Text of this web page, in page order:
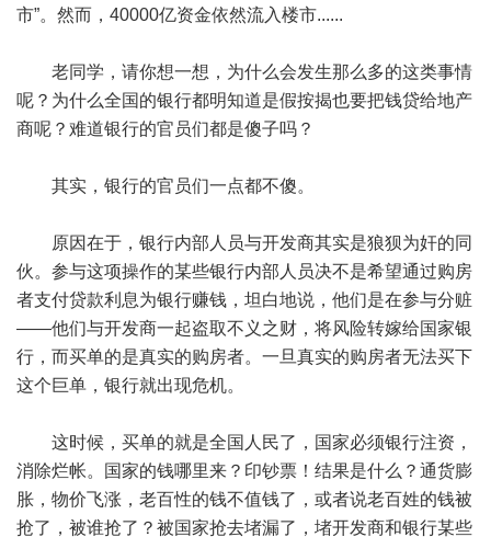
市”。然而，40000亿资金依然流入楼市......
老同学，请你想一想，为什么会发生那么多的这类事情
呢？为什么全国的银行都明知道是假按揭也要把钱贷给地产
商呢？难道银行的官员们都是傻子吗？
其实，银行的官员们一点都不傻。
原因在于，银行内部人员与开发商其实是狼狈为奸的同
伙。参与这项操作的某些银行内部人员决不是希望通过购房
者支付贷款利息为银行赚钱，坦白地说，他们是在参与分赃
——他们与开发商一起盗取不义之财，将风险转嫁给国家银
行，而买单的是真实的购房者。一旦真实的购房者无法买下
这个巨单，银行就出现危机。
这时候，买单的就是全国人民了，国家必须银行注资，
消除烂帐。国家的钱哪里来？印钞票！结果是什么？通货膨
胀，物价飞涨，老百性的钱不值钱了，或者说老百姓的钱被
抢了，被谁抢了？被国家抢去堵漏了，堵开发商和银行某些